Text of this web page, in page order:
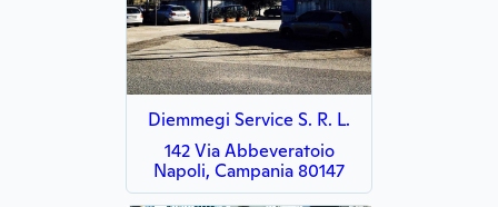
Diemmegi Service S. R. L.
142 Via Abbeveratoio
Napoli, Campania 80147